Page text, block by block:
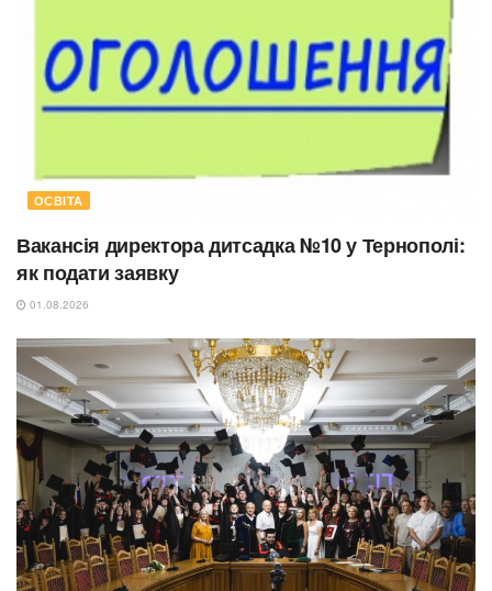
ОСВІТА
Вакансія директора дитсадка №10 у Тернополі:
як подати заявку
01.08.2026